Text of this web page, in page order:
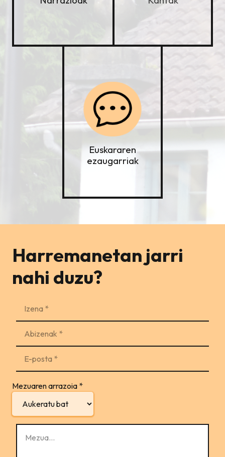
Euskararen
ezaugarriak
Harremanetan jarri
nahi duzu?
Mezuaren arrazoia *